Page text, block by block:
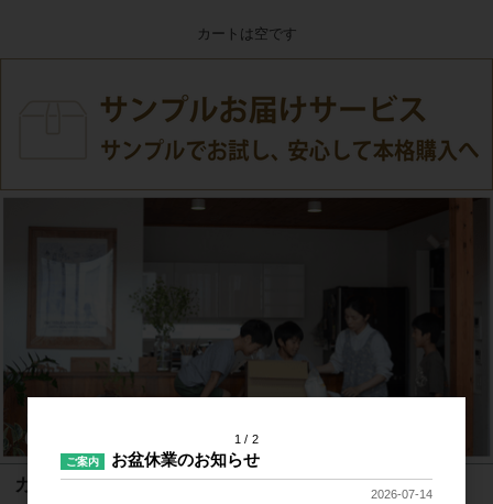
カートは空です
カテゴリ
1 2
ご案内 お盆休業のお知らせ
2026-07-14